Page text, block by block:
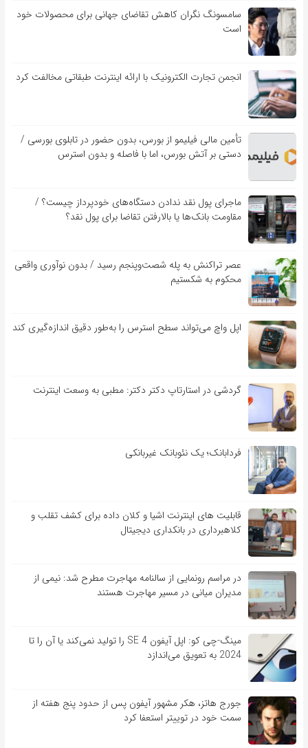
سامسونگ نگران کاهش تقاضای جهانی برای محصولات خود
است
انجمن تجارت الکترونیک با ارائه اینترنت طبقاتی مخالفت کرد
تأمین مالی فیلیمو از بورس، بدون حضور در تابلوی بورسی /
دستی بر آتش بورس، اما با فاصله و بدون استرس
ماجرای پول نقد ندادن دستگاه‌های خودپرداز چیست؟ /
مقاومت بانک‌ها یا بالارفتن تقاضا برای پول نقد؟
عصر تراکنش به پله شصت‌وپنجم رسید / بدون نوآوری واقعی
محکوم به شکستیم
اپل واچ می‌تواند سطح استرس را به‌طور دقیق اندازه‌گیری کند
گردشی در استارتاپ دکتر دکتر: مطبی به وسعت اینترنت
فردابانک؛ یک نئوبانک غیربانکی
قابلیت ‏های اینترنت اشیا و کلان‏ داده برای کشف تقلب و
کلاهبرداری در بانکداری دیجیتال
در مراسم رونمایی از سالنامه مهاجرت مطرح شد: نیمی از
مدیران میانی در مسیر مهاجرت هستند
مینگ-چی کو: اپل آیفون SE 4 را تولید نمی‌کند یا آن را تا
2024 به تعویق می‌اندازد
جورج هاتز، هکر مشهور آیفون پس از حدود پنج هفته از
سمت خود در توییتر استعفا کرد